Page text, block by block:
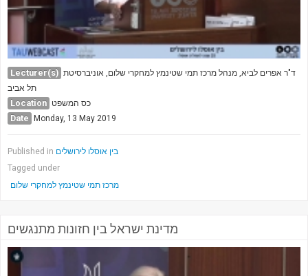
Lecturer(s) ד"ר אפרים לביא, מנהל מרכז תמי שטינמץ למחקרי שלום, אוניברסיטת
תל אביב
Location כס המשפט
Date Monday, 13 May 2019
Published in בין אוסלו לירושלים
Tagged under
מרכז תמי שטינמץ למחקרי שלום
מדינת ישראל בין חזונות מתנגשים